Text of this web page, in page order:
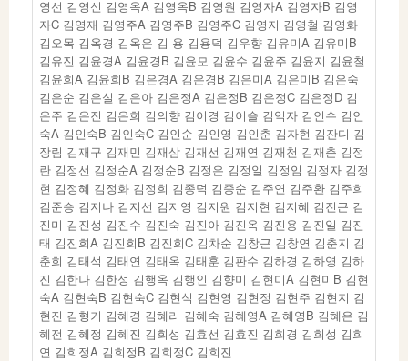
영선 김영신 김영옥A 김영옥B 김영원 김영자A 김영자B 김영
자C 김영재 김영주A 김영주B 김영주C 김영지 김영철 김영화
김오목 김옥경 김옥은 김 용 김용덕 김우향 김유미A 김유미B
김유진 김윤경A 김윤경B 김윤모 김윤수 김윤주 김윤지 김윤철
김윤희A 김윤희B 김은경A 김은경B 김은미A 김은미B 김은숙
김은순 김은실 김은아 김은정A 김은정B 김은정C 김은정D 김
은주 김은진 김은희 김의향 김이경 김이슬 김익자 김인수 김인
숙A 김인숙B 김인숙C 김인순 김인영 김인춘 김자현 김잔디 김
장림 김재구 김재민 김재삼 김재선 김재연 김재천 김재춘 김정
란 김정선 김정순A 김정순B 김정은 김정일 김정임 김정자 김정
현 김정혜 김정화 김정희 김종덕 김종순 김주연 김주환 김주희
김준승 김지나 김지선 김지영 김지원 김지현 김지혜 김진근 김
진미 김진성 김진수 김진숙 김진아 김진옥 김진용 김진일 김진
태 김진희A 김진희B 김진희C 김차순 김창근 김창연 김춘지 김
춘희 김태석 김태연 김태옥 김태훈 김판수 김하경 김하영 김하
진 김한나 김한성 김행옥 김행인 김향미 김현미A 김현미B 김현
숙A 김현숙B 김현숙C 김현식 김현영 김현정 김현주 김현지 김
현진 김형기 김혜경 김혜리 김혜숙 김혜영A 김혜영B 김혜은 김
혜전 김혜정 김혜진 김회성 김효선 김효진 김희경 김희성 김희
연 김희정A 김희정B 김희정C 김희진